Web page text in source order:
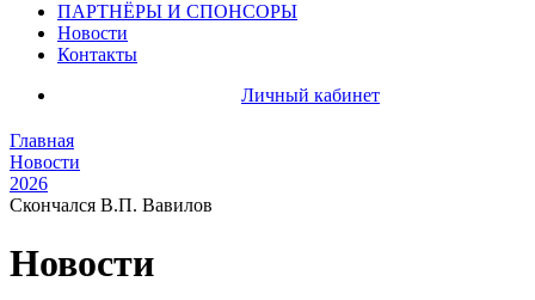
ПАРТНЁРЫ И СПОНСОРЫ
Новости
Контакты
Личный кабинет
Главная
Новости
2026
Скончался В.П. Вавилов
Новости